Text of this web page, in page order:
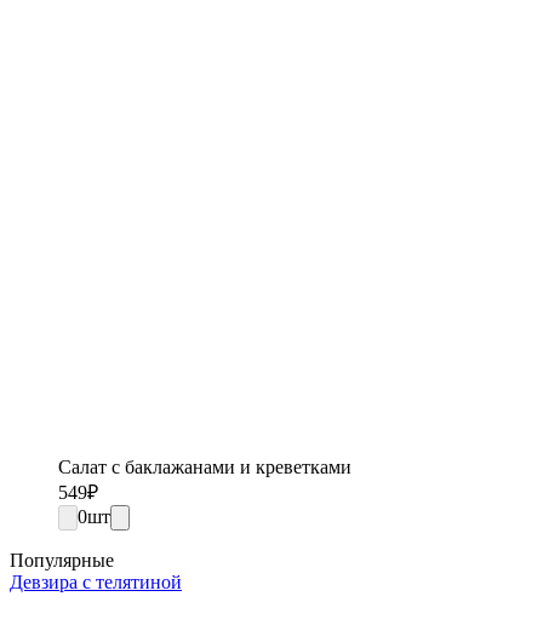
Салат с баклажанами и креветками
549₽
0шт
Популярные
Девзира с телятиной